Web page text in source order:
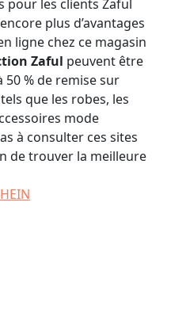
pour les clients Zaful
plus d’avantages
ligne chez ce magasin
Zaful peuvent être
% de remise sur
que les robes, les
mode
à consulter ces sites
de trouver la meilleure